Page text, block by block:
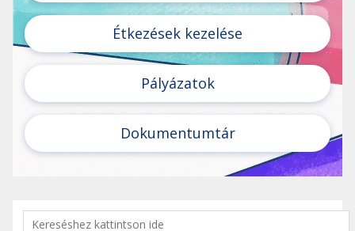
Étkezések kezelése
Pályázatok
Dokumentumtár